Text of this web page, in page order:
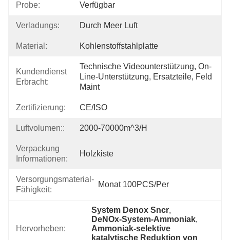
Probe: Verfügbar
Verladungs: Durch Meer Luft
Material: Kohlenstoffstahlplatte
Kundendienst
Erbracht:
Technische Videounterstützung, On-
Line-Unterstützung, Ersatzteile, Feld
Maint
Zertifizierung: CE/ISO
Luftvolumen:: 2000-70000m^3/h
Verpackung
Informationen:
Holzkiste
Versorgungsmaterial-
Fähigkeit:
Monat 100PCS/Per
Hervorheben:
System Denox Sncr,
DeNOx-System-Ammoniak,
Ammoniak-selektive
katalytische Reduktion von